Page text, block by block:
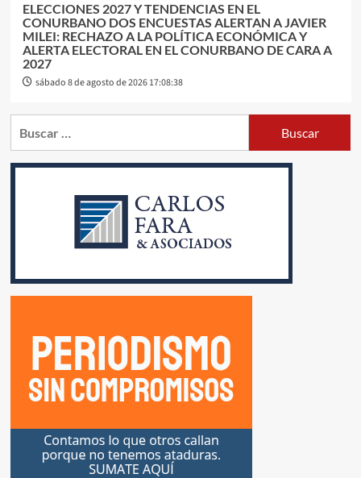
ELECCIONES 2027 Y TENDENCIAS EN EL
CONURBANO DOS ENCUESTAS ALERTAN A JAVIER
MILEI: RECHAZO A LA POLÍTICA ECONÓMICA Y
ALERTA ELECTORAL EN EL CONURBANO DE CARA A
2027
sábado 8 de agosto de 2026 17:08:38